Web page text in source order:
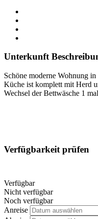
Unterkunft
Schöne moderne Wohnung
Küche ist komplett mit Herd
Wechsel der Bettwäsche 1
Verfügbarkeit prüfen
Verfügbar
Nicht verfügbar
Noch verfügbar
Anreise